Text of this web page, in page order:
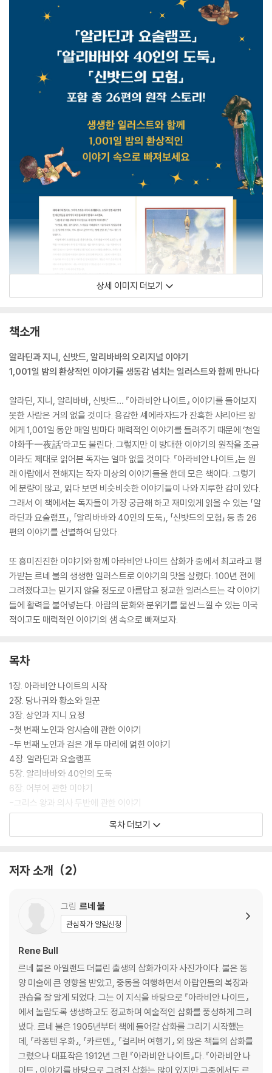
상세 이미지 더보기
책소개
알라딘과 지니, 신밧드, 알리바바의 오리지널 이야기
1,001일 밤의 환상적인 이야기를 생동감 넘치는 일러스트와 함께 만나다
알라딘, 지니, 알리바바, 신밧드… 『아라비안 나이트』 이야기를 들어보지
못한 사람은 거의 없을 것이다. 용감한 셰에라자드가 잔혹한 샤리아르 왕
에게 1,001일 동안 매일 밤마다 매력적인 이야기를 들려주기 때문에 ‘천일
야화千一夜話’라고도 불린다. 그렇지만 이 방대한 이야기의 원작을 조금
이라도 제대로 읽어본 독자는 얼마 없을 것이다. 『아라비안 나이트』는 원
래 아랍에서 전해지는 작자 미상의 이야기들을 한데 모은 책이다. 그렇기
에 분량이 많고, 읽다 보면 비슷비슷한 이야기들이 나와 지루한 감이 있다.
그래서 이 책에서는 독자들이 가장 궁금해 하고 재미있게 읽을 수 있는 「알
라딘과 요술램프」, 「알리바바와 40인의 도둑」, 「신밧드의 모험」 등 총 26
편의 이야기를 선별하여 담았다.
또 흥미진진한 이야기와 함께 아라비안 나이트 삽화가 중에서 최고라고 평
가받는 르네 불의 생생한 일러스트로 이야기의 맛을 살렸다. 100년 전에
그려졌다고는 믿기지 않을 정도로 아름답고 정교한 일러스트는 각 이야기
들에 활력을 불어넣는다. 아랍의 문화와 분위기를 물씬 느낄 수 있는 이국
적이고도 매력적인 이야기의 샘 속으로 빠져보자.
목차
1장. 아라비안 나이트의 시작
2장. 당나귀와 황소와 일꾼
3장. 상인과 지니 요정
-첫 번째 노인과 암사슴에 관한 이야기
-두 번째 노인과 검은 개 두 마리에 얽힌 이야기
4장. 알라딘과 요술램프
5장. 알리바바와 40인의 도둑
6장. 어부에 관한 이야기
-그리스 왕과 의사 두반에 관한 이야기
-남편과 앵무새에 관한 이야기
-벌을 받은 대신(大臣)에 관한 이야기
8장. 뱃사람 신밧드의 모험
-신밧드의 세 번째 항해 이야기
-신밧드의 네 번째 항해 이야기
-신밧드의 다섯 번째 항해 이야기
-신밧드의 여섯 번째 항해 이야기
-신밧드의 일곱 번째이자 마지막 항해 이야기
9장. 아메드 왕자와 페리 바누 요정 이야기
10장. 하룬 알 라시드 왕의 모험
-바바 압달라의 이야기
-시에드 누만 이야기
-코기아 하산 알하발 이야기
11장. 바그다드의 상인 알리 코기아 이야기
12장. 아부 하산 또는 자면서 깨어 있는 자에 관한 이야기
목차 더보기
저자 소개 2
그림 르네 불
관심작가 알림신청
Rene Bull
르네 불은 아일랜드 더블린 출생의 삽화가이자 사진가이다. 불은 동
양 미술에 큰 영향을 받았고, 중동을 여행하면서 아랍인들의 복장과
관습을 잘 알게 되었다. 그는 이 지식을 바탕으로 『아라비안 나이트』
에서 놀랍도록 생생하고도 정교하며 예술적인 삽화를 풍성하게 그려
냈다. 르네 불은 1905년부터 책에 들어갈 삽화를 그리기 시작했는
데, 『라퐁텐 우화』, 『카르멘』, 『걸리버 여행기』 외 많은 책들의 삽화를
그렸으나 대표작은 1912년 그린 『아라비안 나이트』다. 『아라비안 나
이트』 이야기를 바탕으로 그려진 삽화는 많이 있지만 그중에서도 르